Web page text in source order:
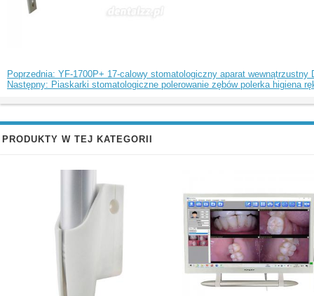
Poprzednia: YF-1700P+ 17-calowy stomatologiczny aparat
Następny: Piaskarki stomatologiczne polerowanie zębów polerka higiena
PRODUKTY W TEJ KATEGORII